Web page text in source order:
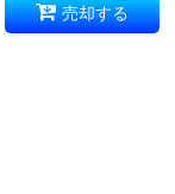
売却する